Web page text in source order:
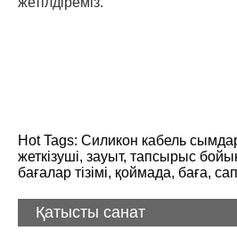
Hot Tags: Силикон кабель
жеткізуші, зауыт, тапсырыс
бағалар тізімі, қоймада, баға,
Қатысты санат